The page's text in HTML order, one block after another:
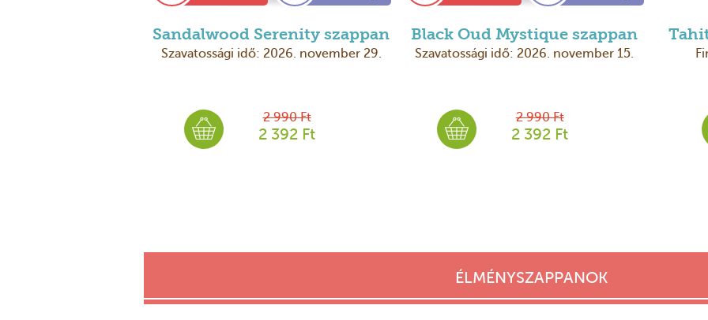
Sandalwood Serenity szappan
Szavatossági idő: 2026. november 29.
2 990 Ft
2 392 Ft
Black Oud Mystique szappan
Szavatossági idő: 2026. november 15.
2 990 Ft
2 392 Ft
ÉLMÉNYSZAPPANOK